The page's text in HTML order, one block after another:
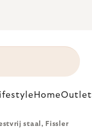
HomeOutlet
staal, Fissler